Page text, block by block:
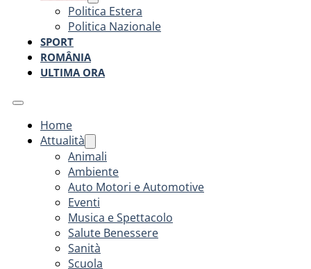
Politica Estera
Politica Nazionale
SPORT
ROMÂNIA
ULTIMA ORA
Home
Attualità
Animali
Ambiente
Auto Motori e Automotive
Eventi
Musica e Spettacolo
Salute Benessere
Sanità
Scuola